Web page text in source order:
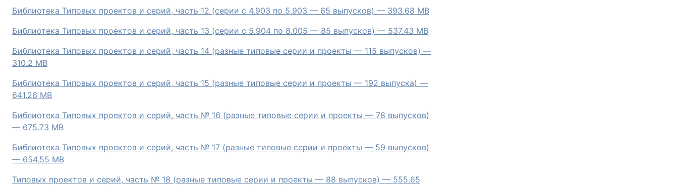
Библиотека Типовых проектов и серий, часть 12 (серии с 4.903 по 5.903 — 65 выпусков) — 393.68 MB
Библиотека Типовых проектов и серий, часть 13 (серии с 5.904 по 8.005 — 85 выпусков) — 537.43 MB
Библиотека Типовых проектов и серий, часть 14 (разные типовые серии и проекты — 115 выпусков) —
310.2 MB
Библиотека Типовых проектов и серий, часть 15 (разные типовые серии и проекты — 192 выпуска) —
641.26 MB
Библиотека Типовых проектов и серий, часть № 16 (разные типовые серии и проекты — 78 выпусков)
— 675.73 MB
Библиотека Типовых проектов и серий, часть № 17 (разные типовые серии и проекты — 59 выпусков)
— 654.55 MB
Типовых проектов и серий, часть № 18 (разные типовые серии и проекты — 88 выпусков) — 555.65